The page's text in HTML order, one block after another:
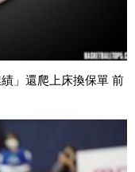
」還爬上床換保單 前